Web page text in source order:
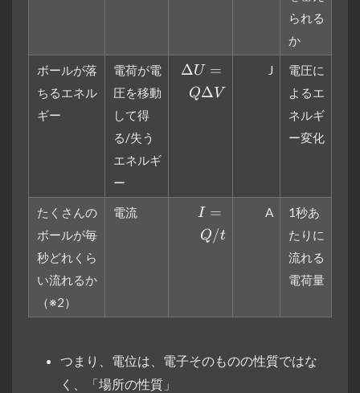
られる
か
ボールが落
ちるエネル
ギー
電荷が電
圧を移動
して得
る/失う
エネルギ
ー
\Delta
U=Q
\Delta
ΔU =
QΔV
J
電圧に
よるエ
ネルギ
ー変化
たくさんの
ボールが毎
秒どれくら
い流れるか
（※2）
電流
I =
Q/t
I =
Q/t
A
1秒あ
たりに
流れる
電荷量
つまり、電位は、電子そのものの性質ではな
く、「場所の性質」